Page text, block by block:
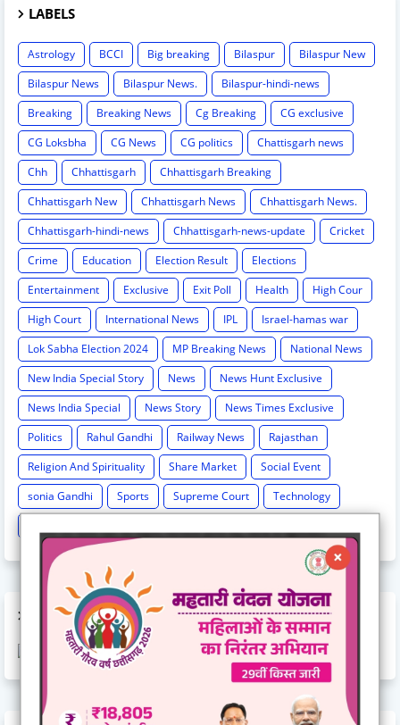
LABELS
Astrology BCCI Big breaking Bilaspur
Bilaspur New
Bilaspur News
Bilaspur News.
Bilaspur-hindi-news
Breaking
Breaking News Cg Breaking
CG exclusive
CG Loksbha
CG News CG politics
Chattisgarh news
Chh
Chhattisgarh
Chhattisgarh Breaking
Chhattisgarh New
Chhattisgarh News
Chhattisgarh News.
Chhattisgarh-hindi-news
Chhattisgarh-news-update
Cricket
Crime
Education Election Result
Elections
Entertainment
Exclusive Exit Poll Health
High Cour
High Court
International News IPL
Israel-hamas war
Lok Sabha Election 2024
MP Breaking News
National News
New India Special Story
News
News Hunt Exclusive
News India Special
News Story
News Times Exclusive
Politics
Rahul Gandhi Railway News
Rajasthan
Religion And Spirituality
Share Market
Social Event
sonia Gandhi
Sports Supreme Court
Technology
AD CODE